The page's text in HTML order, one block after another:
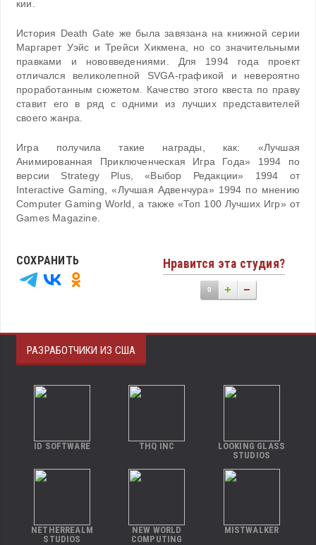
кии.
История Death Gate же была завязана на книжной серии
Маргарет Уэйc и Трейси Хикмена, но со значительными
правками и нововведениями. Для 1994 года проект
отличался великолепной SVGA-графикой и невероятно
проработанным сюжетом. Качество этого квеста по праву
ставит его в ряд с одними из лучших представителей
своего жанра.
Игра получила такие награды, как: «Лучшая
Анимированная Приключенческая Игра Года» 1994 по
версии Strategy Plus, «Выбор Редакции» 1994 от
Interactive Gaming, «Лучшая Адвенчура» 1994 по мнению
Computer Gaming World, а также «Топ 100 Лучших Игр» от
Games Magazine.
Нравится эта студия?
0
СОХРАНИТЬ
РАЗРАБОТЧИКИ ИЗ США
ID SOFTWARE THQ INC
LOOKING GLASS
STUDIOS
NETHERREALM
STUDIOS
NEW WORLD
COMPUTING
MISTWALKER